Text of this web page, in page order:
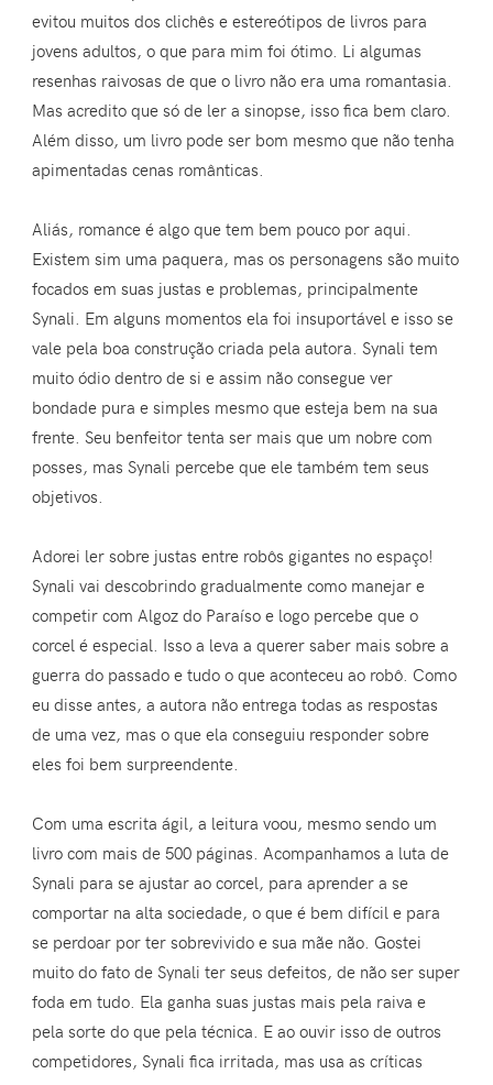
evitou muitos dos clichês e estereótipos de livros para
jovens adultos, o que para mim foi ótimo. Li algumas
resenhas raivosas de que o livro não era uma romantasia.
Mas acredito que só de ler a sinopse, isso fica bem claro.
Além disso, um livro pode ser bom mesmo que não tenha
apimentadas cenas românticas.
Aliás, romance é algo que tem bem pouco por aqui.
Existem sim uma paquera, mas os personagens são muito
focados em suas justas e problemas, principalmente
Synali. Em alguns momentos ela foi insuportável e isso se
vale pela boa construção criada pela autora. Synali tem
muito ódio dentro de si e assim não consegue ver
bondade pura e simples mesmo que esteja bem na sua
frente. Seu benfeitor tenta ser mais que um nobre com
posses, mas Synali percebe que ele também tem seus
objetivos.
Adorei ler sobre justas entre robôs gigantes no espaço!
Synali vai descobrindo gradualmente como manejar e
competir com Algoz do Paraíso e logo percebe que o
corcel é especial. Isso a leva a querer saber mais sobre a
guerra do passado e tudo o que aconteceu ao robô. Como
eu disse antes, a autora não entrega todas as respostas
de uma vez, mas o que ela conseguiu responder sobre
eles foi bem surpreendente.
Com uma escrita ágil, a leitura voou, mesmo sendo um
livro com mais de 500 páginas. Acompanhamos a luta de
Synali para se ajustar ao corcel, para aprender a se
comportar na alta sociedade, o que é bem difícil e para
se perdoar por ter sobrevivido e sua mãe não. Gostei
muito do fato de Synali ter seus defeitos, de não ser super
foda em tudo. Ela ganha suas justas mais pela raiva e
pela sorte do que pela técnica. E ao ouvir isso de outros
competidores, Synali fica irritada, mas usa as críticas